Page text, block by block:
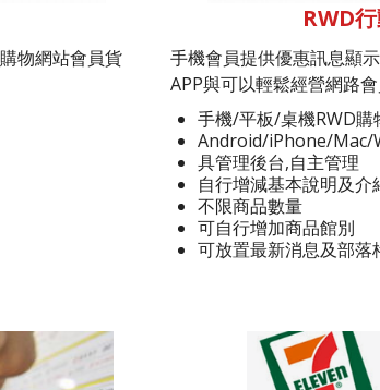
物網站會員貨
RWD
手機會員提供優惠訊息顯
APP與可以輕鬆經營網路會
手機/平板/桌機RWD購
Android/iPhone/Mac/
具管理後台,自主管理
自行增減基本說明及介
不限商品數量
可自行增加商品館別
可放置最新消息及部落